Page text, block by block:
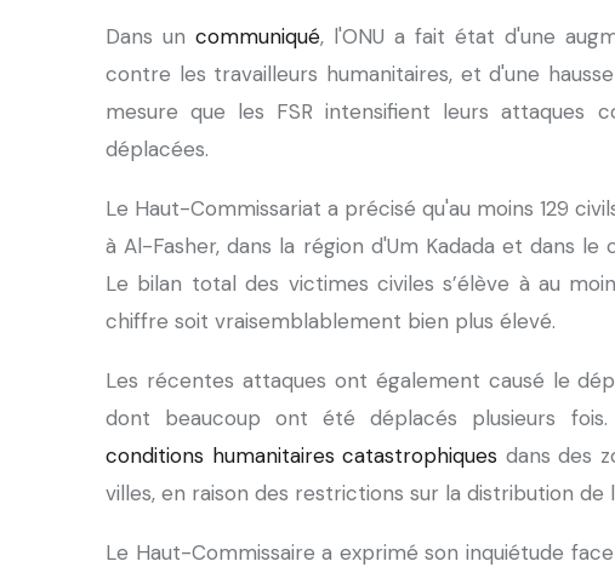
Dans un communiqué, l'ONU a fait état d'une
contre les travailleurs humanitaires, et d'une
mesure que les FSR intensifient leurs
déplacées.
Le Haut-Commissariat a précisé qu'au moins 129
à Al-Fasher, dans la région d'Um Kadada et dans
Le bilan total des victimes civiles s’élève à au
chiffre soit vraisemblablement bien plus élevé.
Les récentes attaques ont également causé le
dont beaucoup ont été déplacés plusieurs
conditions humanitaires catastrophiques dans des
villes, en raison des restrictions sur la distribution de
Le Haut-Commissaire a exprimé son inquiétude